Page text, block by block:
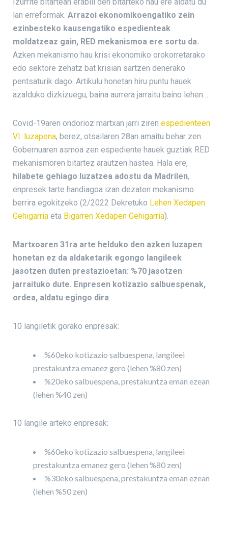
lan erreformak. Arrazoi ekonomikoengatiko zein
ezinbesteko kausengatiko espedienteak
moldatzeaz gain, RED mekanismoa ere sortu da.
Azken mekanismo hau krisi ekonomiko orokorretarako
edo sektore zehatz bat krisian sartzen denerako
pentsaturik dago. Artikulu honetan hiru puntu hauek
azalduko dizkizuegu, baina aurrera jarraitu baino lehen…
Covid-19aren ondorioz martxan jarri ziren espedienteen
VI. luzapena, berez, otsailaren 28an amaitu behar zen.
Gobernuaren asmoa zen espediente hauek guztiak RED
mekanismoren bitartez arautzen hastea. Hala ere,
hilabete gehiago luzatzea adostu da Madrilen,
enpresek tarte handiagoa izan dezaten mekanismo
berrira egokitzeko (2/2022 Dekretuko Lehen Xedapen
Gehigarria eta Bigarren Xedapen Gehigarria).
Martxoaren 31ra arte helduko den azken luzapen
honetan ez da aldaketarik egongo langileek
jasotzen duten prestazioetan: %70 jasotzen
jarraituko dute. Enpresen kotizazio salbuespenak,
ordea, aldatu egingo dira:
10 langiletik gorako enpresak:
%60eko kotizazio salbuespena, langileei
prestakuntza emanez gero (lehen %80 zen)
%20eko salbuespena, prestakuntza eman ezean
(lehen %40 zen)
10 langile arteko enpresak:
%60eko kotizazio salbuespena, langileei
prestakuntza emanez gero (lehen %80 zen)
%30eko salbuespena, prestakuntza eman ezean
(lehen %50 zen)